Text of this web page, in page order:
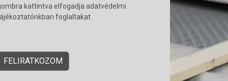
kattintva elfogadja adatvédelmi
foglaltakat.